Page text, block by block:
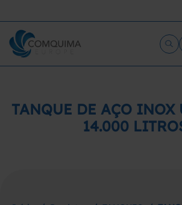
TANQUE DE AÇO INOX
14.000